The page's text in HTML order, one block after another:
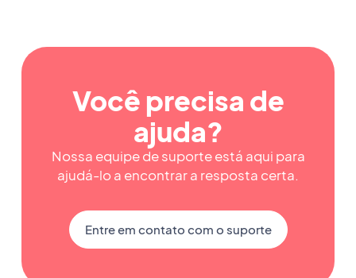
Você precisa de
ajuda?
Nossa equipe de suporte está aqui para
ajudá-lo a encontrar a resposta certa.
Entre em contato com o suporte